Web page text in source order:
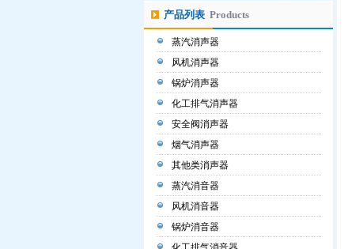
产品列表 Products
蒸汽消声器
风机消声器
锅炉消声器
化工排气消声器
安全阀消声器
烟气消声器
其他类消声器
蒸汽消音器
风机消音器
锅炉消音器